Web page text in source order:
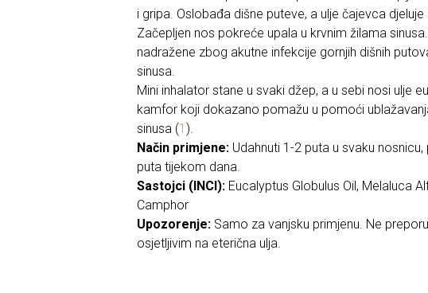
i gripa. Oslobađa dišne puteve, a ulje čajevca
Začepljen nos pokreće upala u krvnim žilama
nadražene zbog akutne infekcije gornjih dišnih
sinusa.
Mini inhalator stane u svaki džep, a u sebi nosi ulje
kamfor koji dokazano pomažu u pomoći
sinusa (1 ).
Način primjene: Udahnuti 1-2 puta u svaku
puta tijekom dana.
Sastojci (INCI): Eucalyptus Globulus Oil, Melaluca
Camphor
Upozorenje: Samo za vanjsku primjenu. Ne
osjetljivim na eterična ulja.